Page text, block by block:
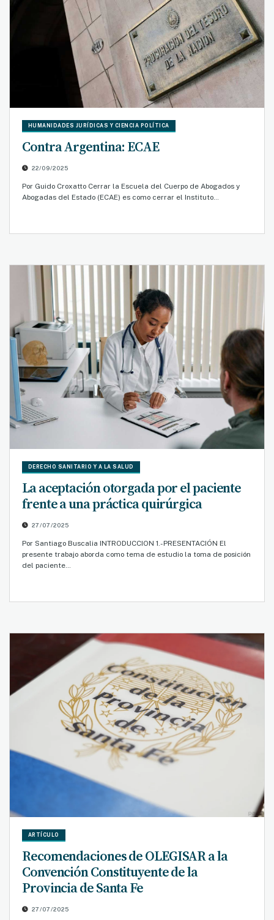
HUMANIDADES JURÍDICAS Y CIENCIA POLÍTICA
Contra Argentina: ECAE
22/09/2025
Por Guido Croxatto Cerrar la Escuela del Cuerpo de Abogados y
Abogadas del Estado (ECAE) es como cerrar el Instituto…
DERECHO SANITARIO Y A LA SALUD
La aceptación otorgada por el paciente
frente a una práctica quirúrgica
27/07/2025
Por Santiago Buscalia INTRODUCCION 1.- PRESENTACIÓN El
presente trabajo aborda como tema de estudio la toma de posición
del paciente…
ARTÍCULO
Recomendaciones de OLEGISAR a la
Convención Constituyente de la
Provincia de Santa Fe
27/07/2025